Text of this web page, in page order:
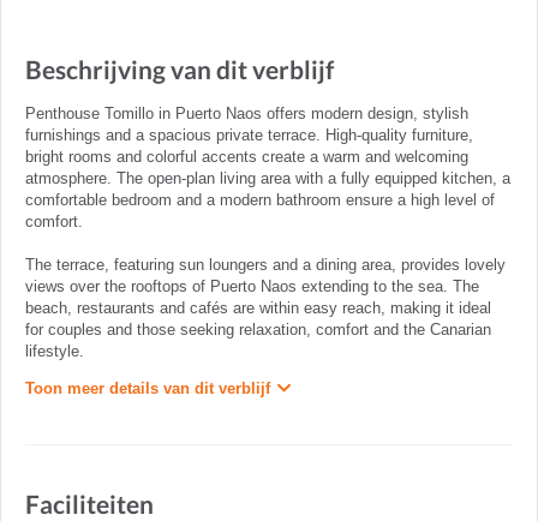
Beschrijving van dit verblijf
Penthouse Tomillo in Puerto Naos offers modern design, stylish
furnishings and a spacious private terrace. High-quality furniture,
bright rooms and colorful accents create a warm and welcoming
atmosphere. The open-plan living area with a fully equipped kitchen, a
comfortable bedroom and a modern bathroom ensure a high level of
comfort.
The terrace, featuring sun loungers and a dining area, provides lovely
views over the rooftops of Puerto Naos extending to the sea. The
beach, restaurants and cafés are within easy reach, making it ideal
for couples and those seeking relaxation, comfort and the Canarian
lifestyle.
Toon meer details van dit verblijf
Faciliteiten